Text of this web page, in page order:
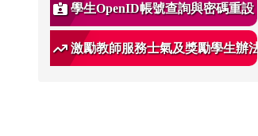
學生OpenID帳號查詢與密碼重設
激勵教師服務士氣及獎勵學生辦法